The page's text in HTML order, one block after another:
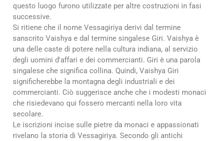
questo luogo furono utilizzate per altre costruzioni in fasi
successive.
Si ritiene che il nome Vessagiriya derivi dal termine
sanscrito Vaishya e dal termine singalese Giri. Vaishya è
una delle caste di potere nella cultura indiana, al servizio
degli uomini d'affari e dei commercianti. Giri è una parola
singalese che significa collina. Quindi, Vaishya Giri
significherebbe la montagna degli industriali e dei
commercianti. Ciò suggerisce anche che i modesti monaci
che risiedevano qui fossero mercanti nella loro vita
secolare.
Le iscrizioni incise sulle pietre da monaci e appassionati
rivelano la storia di Vessagiriya. Secondo gli antichi